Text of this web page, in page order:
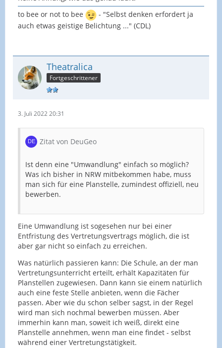
to bee or not to bee
- "Selbst denken erfordert ja
auch etwas geistige Belichtung ..." (CDL)
Theatralica
Fortgeschrittener
3. Juli 2022 20:31
Zitat von DeuGeo
Ist denn eine "Umwandlung" einfach so möglich?
Was ich bisher in NRW mitbekommen habe, muss
man sich für eine Planstelle, zumindest offiziell, neu
bewerben.
Eine Umwandlung ist sogesehen nur bei einer
Entfristung des Vertretungsvertrags möglich, die ist
aber gar nicht so einfach zu erreichen.
Was natürlich passieren kann: Die Schule, an der man
Vertretungsunterricht erteilt, erhält Kapazitäten für
Planstellen zugewiesen. Dann kann sie einem natürlich
auch eine feste Stelle anbieten, wenn die Fächer
passen. Aber wie du schon selber sagst, in der Regel
wird man sich nochmal bewerben müssen. Aber
immerhin kann man, soweit ich weiß, direkt eine
Planstelle annehmen, wenn man eine findet - selbst
während einer Vertretungstätigkeit.